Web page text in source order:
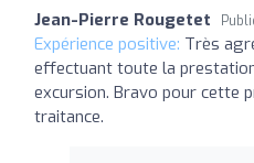
Jean-Pierre Rougetet
Expérience positive: Très
effectuant toute la
excursion. Bravo pour cette
traitance.